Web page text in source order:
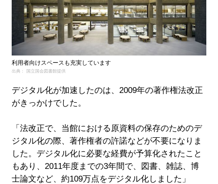
利用者向けスペースも充実しています
出典： 国立国会図書館提供
デジタル化が加速したのは、2009年の著作権法改正
がきっかけでした。
「法改正で、当館における原資料の保存のためのデ
ジタル化の際、著作権者の許諾などが不要になりま
した。デジタル化に必要な経費が予算化されたこと
もあり、2011年度までの3年間で、図書、雑誌、博
士論文など、約109万点をデジタル化しました」